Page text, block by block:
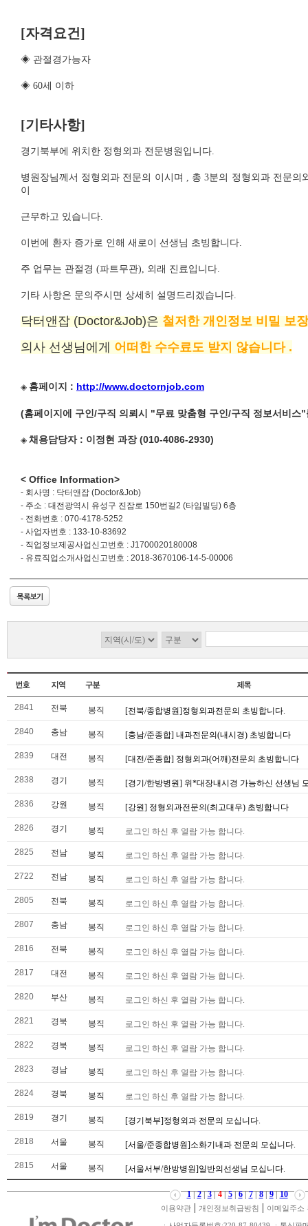
[자격요건]
◈ 관절경가능자
◈ 60세 이하
[기타사항]
경기북부에 위치한 정형외과 전문병원입니다.
병원장님께서 정형외과 전문의 이시며 , 총 3분의 정형외과 전문의
이
근무하고 있습니다.
이번에 환자 증가로 인해 새로이 선생님 초빙합니다.
주 업무는 관절경 (파트무관), 외래 진료입니다.
기타 사항은 문의주시면 상세히 설명드리겠습니다.
닥터앤잡 (Doctor&Job)은 철저한 개인정보 비밀 보
의사 선생님에게 어떠한 수수료도 받지 않습니다 .
◈ 홈페이지 : http://www.doctornjob.com
(홈페이지에 구인/구직 의뢰시 "무료 맞춤형 구인/구직 정보서비스
◈ 채용담당자 : 이정현 과장 (010-4086-2930)
< Office Information>
- 회사명 : 닥터앤잡 (Doctor&Job)
- 주소 : 대전광역시 유성구 진잠로 150번길2 (타임빌딩) 6층
- 전화번호 : 070-4178-5252
- 사업자번호 : 133-10-83692
- 직업정보제공사업신고번호 : J1700020180008
- 유료직업소개사업신고번호 : 2018-3670106-14-5-00006
2841 전북 봉직 [전북/종합병원]정형외과전문의 초빙합니다.
2840 충남 봉직 [충남/준종합] 내과전문의(내시경) 초빙합니다
2839 대전 봉직 [대전/준종합] 정형외과(어깨)전문의 초빙합니다
2838 경기 봉직 [경기/한방병원] 위*대장내시경 가능하신 선생님
2836 강원 봉직 [강원] 정형외과전문의(최고대우) 초빙합니다
2826 경기 봉직 로그인 하신 후 열람 가능 합니다.
2825 전남 봉직 로그인 하신 후 열람 가능 합니다.
2722 전남 봉직 로그인 하신 후 열람 가능 합니다.
2805 전북 봉직 로그인 하신 후 열람 가능 합니다.
2807 충남 봉직 로그인 하신 후 열람 가능 합니다.
2816 전북 봉직 로그인 하신 후 열람 가능 합니다.
2817 대전 봉직 로그인 하신 후 열람 가능 합니다.
2820 부산 봉직 로그인 하신 후 열람 가능 합니다.
2821 경북 봉직 로그인 하신 후 열람 가능 합니다.
2822 경북 봉직 로그인 하신 후 열람 가능 합니다.
2823 경남 봉직 로그인 하신 후 열람 가능 합니다.
2824 경북 봉직 로그인 하신 후 열람 가능 합니다.
2819 경기 봉직 [경기북부]정형외과 전문의 모십니다.
2818 서울 봉직 [서울/준종합병원]소화기내과 전문의 모십니다.
2815 서울 봉직 [서울서부/한방병원]일반의선생님 모십니다.
1|2|3|4|5|6|7|8|9|10
이용약관 | 개인정보취급방침 | 이메일주소